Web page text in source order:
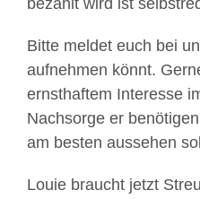
bezahlt wird ist
Bitte meldet euch bei
aufnehmen könnt.
ernsthaftem Interesse
Nachsorge er
am besten aussehen
Louie braucht jetzt